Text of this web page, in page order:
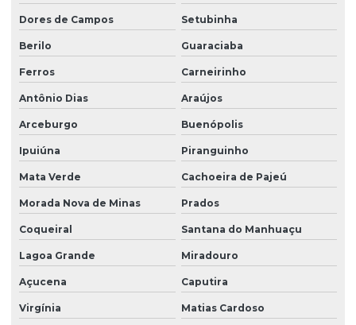
Dores de Campos Setubinha
Berilo Guaraciaba
Ferros Carneirinho
Antônio Dias Araújos
Arceburgo Buenópolis
Ipuiúna Piranguinho
Mata Verde Cachoeira de Pajeú
Morada Nova de Minas Prados
Coqueiral Santana do Manhuaçu
Lagoa Grande Miradouro
Açucena Caputira
Virgínia Matias Cardoso